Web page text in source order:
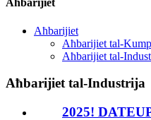
Aħbarijiet
Aħbarijiet
Aħbarijiet tal-
Aħbarijiet tal-
Aħbarijiet tal-Industrija
2025!